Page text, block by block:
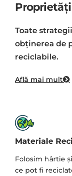
Toate
obţinerea de
reciclabile.
Află mai mult
Materiale
Folosim hârtie
ce pot fi